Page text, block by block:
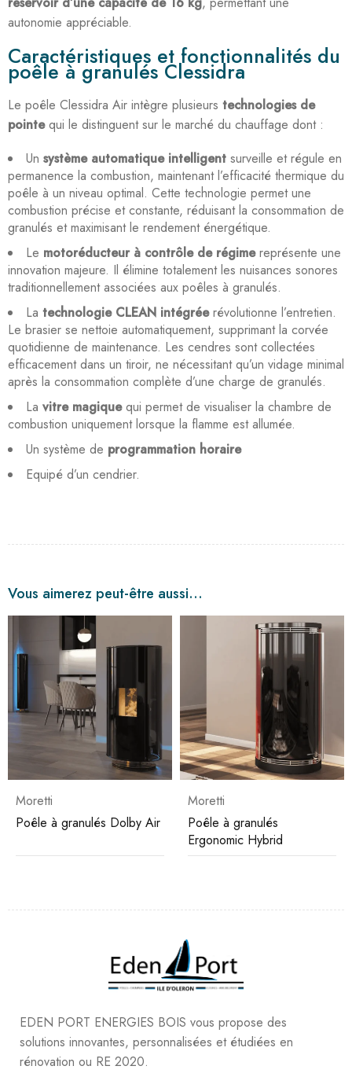
autonomie appréciable.
Caractéristiques et fonctionnalités du
poêle à granulés Clessidra
Le poêle Clessidra Air intègre plusieurs technologies de
pointequi le distinguent sur le marché du chauffage dont :
Un système automatique intelligent surveille et régule en
permanence la combustion, maintenant l’efficacité thermique du
poêle à un niveau optimal. Cette technologie permet une
combustion précise et constante, réduisant la consommation de
granulés et maximisant le rendement énergétique.
Le motoréducteur à contrôle de régimereprésente une
innovation majeure. Il élimine totalement les nuisances sonores
traditionnellement associées aux poêles à granulés.
La technologie CLEAN intégréerévolutionne l’entretien.
Le brasier se nettoie automatiquement, supprimant la corvée
quotidienne de maintenance. Les cendres sont collectées
efficacement dans un tiroir, ne nécessitant qu’un vidage minimal
après la consommation complète d’une charge de granulés.
La vitre magiquequi permet de visualiser la chambre de
combustion uniquement lorsque la flamme est allumée.
Un système de programmation horaire
Equipé d’un cendrier.
Vous aimerez peut-être aussi…
Moretti
Poêle à granulés Dolby Air
Moretti
Poêle à granulés
Ergonomic Hybrid
EDEN PORT ENERGIES BOIS vous propose des
solutions innovantes, personnalisées et étudiées en
rénovation ou RE 2020.